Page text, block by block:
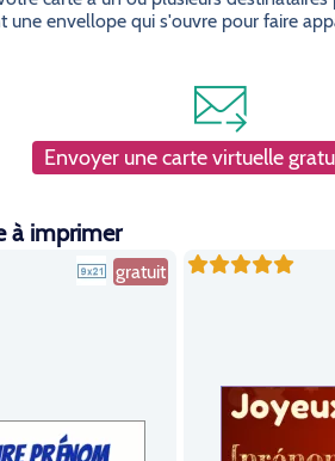
envellope qui s'ouvre pour faire
Envoyer une carte virtuelle
à imprimer
gratuit